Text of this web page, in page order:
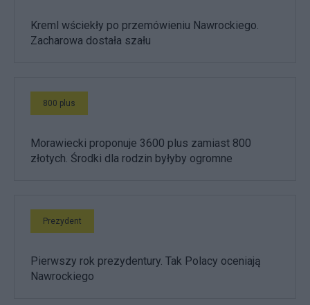
Kreml wściekły po przemówieniu Nawrockiego.
Zacharowa dostała szału
800 plus
Morawiecki proponuje 3600 plus zamiast 800
złotych. Środki dla rodzin byłyby ogromne
Prezydent
Pierwszy rok prezydentury. Tak Polacy oceniają
Nawrockiego